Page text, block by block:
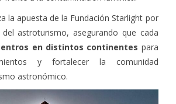
la apuesta de la Fundación Starlight por
del astroturismo, asegurando que cada
para
y fortalecer la comunidad